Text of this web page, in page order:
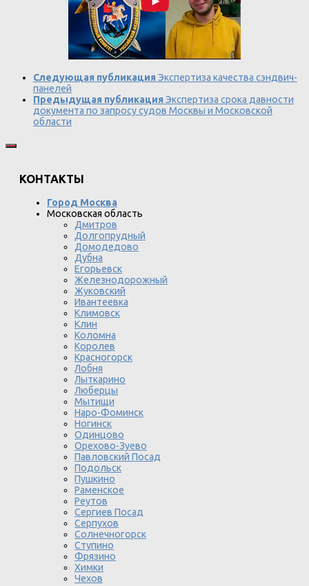
Следующая публикация Экспертиза качества сэндвич-
панелей
Предыдущая публикация Экспертиза срока давности
документа по запросу судов Москвы и Московской
области
КОНТАКТЫ
Город Москва
Московская область
Дмитров
Долгопрудный
Домодедово
Дубна
Егорьевск
Железнодорожный
Жуковский
Ивантеевка
Климовск
Клин
Коломна
Королев
Красногорск
Лобня
Лыткарино
Люберцы
Мытищи
Наро-Фоминск
Ногинск
Одинцово
Орехово-Зуево
Павловский Посад
Подольск
Пушкино
Раменское
Реутов
Сергиев Посад
Серпухов
Солнечногорск
Ступино
Фрязино
Химки
Чехов